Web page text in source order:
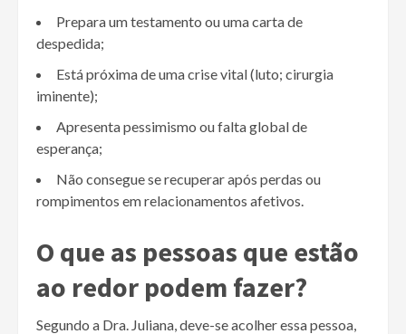
Prepara um testamento ou uma carta de
despedida;
Está próxima de uma crise vital (luto; cirurgia
iminente);
Apresenta pessimismo ou falta global de
esperança;
Não consegue se recuperar após perdas ou
rompimentos em relacionamentos afetivos.
O que as pessoas que estão
ao redor podem fazer?
Segundo a Dra. Juliana, deve-se acolher essa pessoa,